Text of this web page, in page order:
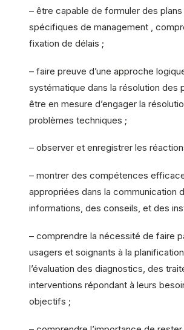
– être capable de formuler des
spécifiques de management ,
fixation de délais ;
– faire preuve d’une approche
systématique dans la résolution des
être en mesure d’engager la
problèmes techniques ;
– observer et enregistrer les
– montrer des compétences
appropriées dans la communication
informations, des conseils, et des
– comprendre la nécessité de faire
usagers et soignants à la
l’évaluation des diagnostics, des
interventions répondant à leurs
objectifs ;